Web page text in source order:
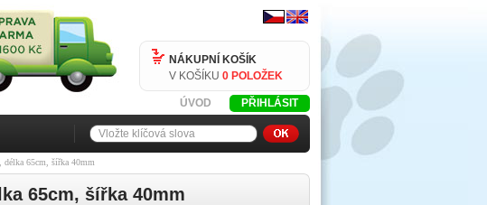
NÁKUPNÍ KOŠÍK
V KOŠÍKU 0 POLOŽEK
PŘIHLÁSIT
ÚVOD
65cm, šířka 40mm
65cm, šířka 40mm